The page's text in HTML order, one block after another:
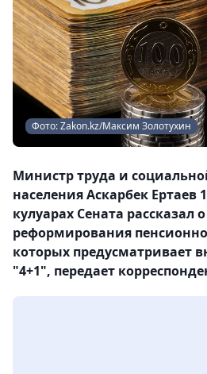
Фото: Zakon.kz/Максим Золотухин
Министр труда и
населения Аскарбек Ертаев
кулуарах Сената рассказал
реформирования
которых предусматривает
"4+1", передает